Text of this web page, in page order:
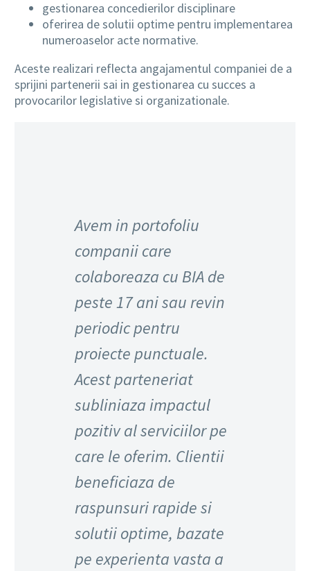
gestionarea concedierilor disciplinare
oferirea de solutii optime pentru implementarea
numeroaselor acte normative.
Aceste realizari reflecta angajamentul companiei de a
sprijini partenerii sai in gestionarea cu succes a
provocarilor legislative si organizationale.
Avem in portofoliu
companii care
colaboreaza cu BIA de
peste 17 ani sau revin
periodic pentru
proiecte punctuale.
Acest parteneriat
subliniaza impactul
pozitiv al serviciilor pe
care le oferim. Clientii
beneficiaza de
raspunsuri rapide si
solutii optime, bazate
pe experienta vasta a